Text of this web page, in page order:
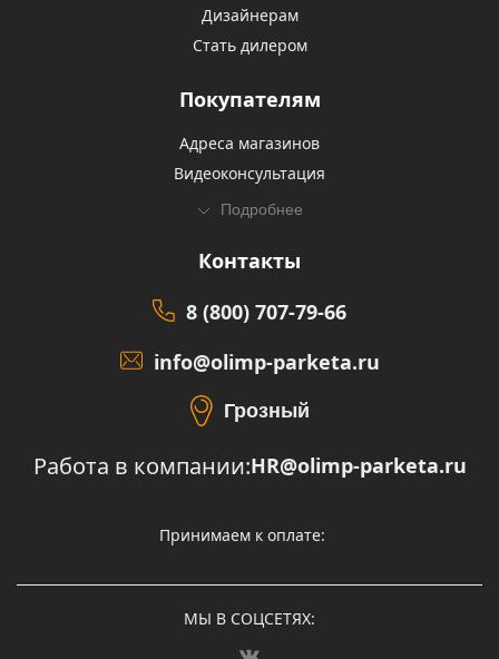
Дизайнерам
Стать дилером
Покупателям
Адреса магазинов
Видеоконсультация
Подробнее
Контакты
8 (800) 707-79-66
info@olimp-parketa.ru
Грозный
Работа в компании:HR@olimp-parketa.ru
Принимаем к оплате:
МЫ В СОЦСЕТЯХ: